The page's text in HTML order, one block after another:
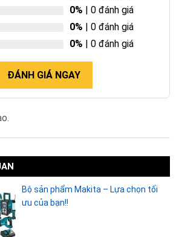
0% | 0 đánh giá
0% | 0 đánh giá
0% | 0 đánh giá
ĐÁNH GIÁ NGAY
Bộ sản phẩm Makita – Lựa chọn tối
ưu của bạn!!